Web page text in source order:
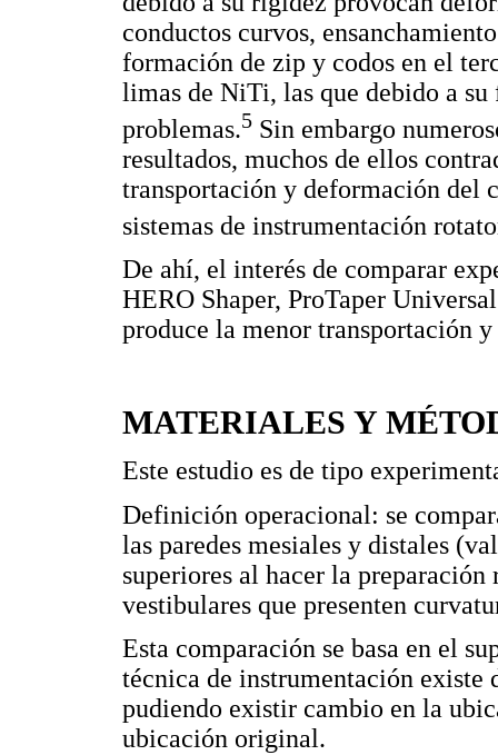
conductos curvos,
formación de zip y codos en el
limas de NiTi, las que debido a
problemas.5 Sin embargo
resultados, muchos de ellos
transportación y deformación del
sistemas de instrumentación
De ahí, el interés de comparar
HERO Shaper, ProTaper
produce la menor transportación
MATERIALES Y
Este estudio es de tipo
Definición operacional: se
las paredes mesiales y distales
superiores al hacer la
vestibulares que presenten
Esta comparación se basa en el
técnica de instrumentación existe
pudiendo existir cambio en la
ubicación original.